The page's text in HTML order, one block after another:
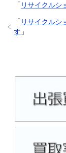
「 リサイクルシ
「 リサイクルシ
す 」